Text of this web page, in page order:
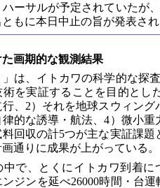
ーサルが予定されていたが
ともに本日中止の旨が発表され
画期的な観測結果
」は、イトカワの科学的な探
を実証することを目的とし
、2）それを地球スウィン
的な誘導・航法、4）微小
回収の計5つが主な実証課
通りに成果が上がっている。
中で、とくにイトカワ到着に
ジンを延べ26000時間・台運